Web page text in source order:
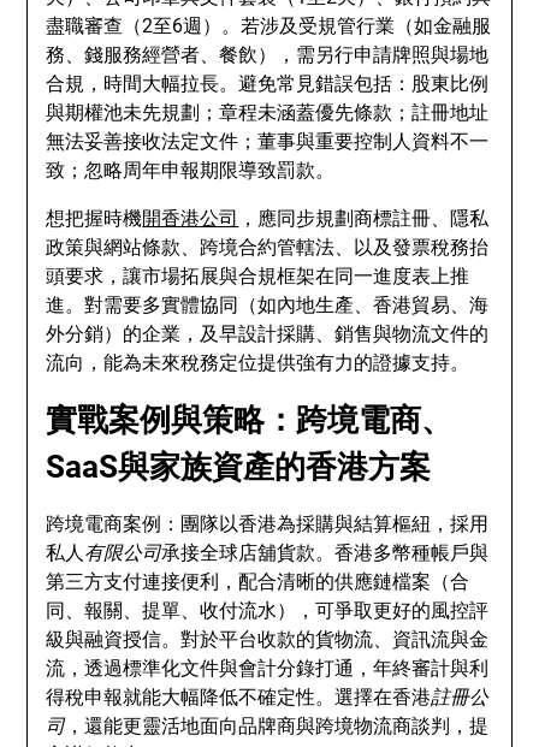
盡職審查（2至6週）。若涉及受規管行業（如金融服
務、錢服務經營者、餐飲），需另行申請牌照與場地
合規，時間大幅拉長。避免常見錯誤包括：股東比例
與期權池未先規劃；章程未涵蓋優先條款；註冊地址
無法妥善接收法定文件；董事與重要控制人資料不一
致；忽略周年申報期限導致罰款。
想把握時機開香港公司 ，應同步規劃商標註冊、隱私
政策與網站條款、跨境合約管轄法、以及發票稅務抬
頭要求，讓市場拓展與合規框架在同一進度表上推
進。對需要多實體協同（如內地生產、香港貿易、海
外分銷）的企業，及早設計採購、銷售與物流文件的
流向，能為未來稅務定位提供強有力的證據支持。
實戰案例與策略：跨境電商、
SaaS與家族資產的香港方案
跨境電商案例：團隊以香港為採購與結算樞紐，採用
私人有限公司承接全球店舖貨款。香港多幣種帳戶與
第三方支付連接便利，配合清晰的供應鏈檔案（合
同、報關、提單、收付流水），可爭取更好的風控評
級與融資授信。對於平台收款的貨物流、資訊流與金
流，透過標準化文件與會計分錄打通，年終審計與利
得稅申報就能大幅降低不確定性。選擇在香港註冊公
司，還能更靈活地面向品牌商與跨境物流商談判，提